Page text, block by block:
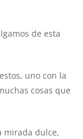
de esta
uno con la
cosas que
mirada dulce,